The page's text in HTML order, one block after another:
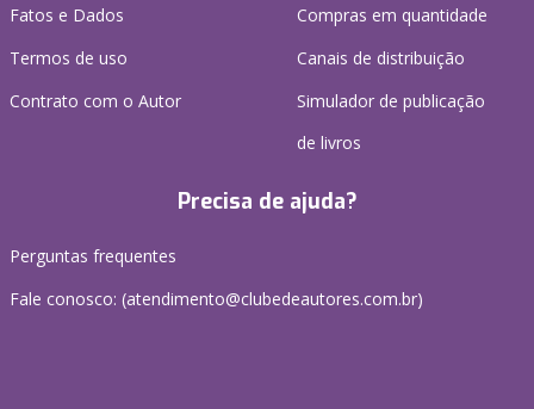
Fatos e Dados
Termos de uso
Contrato com o Autor
Compras em quantidade
Canais de distribuição
Simulador de publicação
de livros
Precisa de ajuda?
Perguntas frequentes
Fale conosco: (atendimento@clubedeautores.com.br)